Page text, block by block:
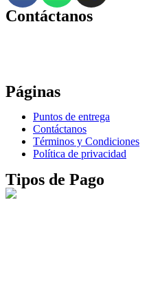
Contáctanos
Páginas
Puntos de entrega
Contáctanos
Términos y Condiciones
Política de privacidad
Tipos de Pago